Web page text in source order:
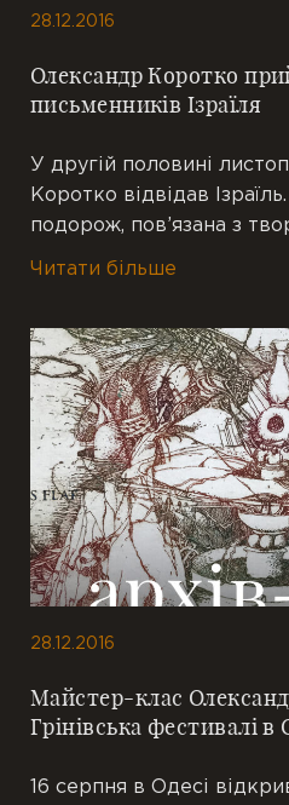
28.12.2016
Олександр Коротко
письменників Ізраїля
У другій половині
Коротко відвідав
подорож, пов’язана з
Читати більше
28.12.2016
Майстер-клас
Грінівська фестивалі в
16 серпня в Одесі